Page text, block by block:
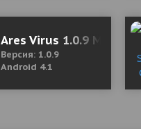
Ares Virus 1.0.9 Mod
Версия: 1.0.9
Android 4.1